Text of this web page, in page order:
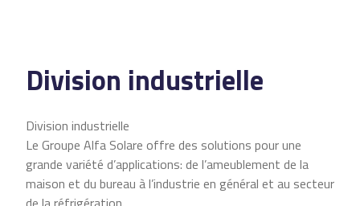
Division industrielle
Division industrielle
Le Groupe Alfa Solare offre des solutions pour une
grande variété d’applications: de l’ameublement de la
maison et du bureau à l’industrie en général et au secteur